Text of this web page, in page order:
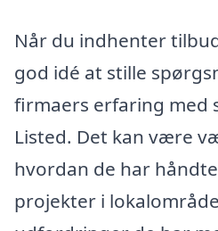
Når du indhenter
god idé at stille
firmaers erfaring med
Listed. Det kan være
hvordan de har
projekter i